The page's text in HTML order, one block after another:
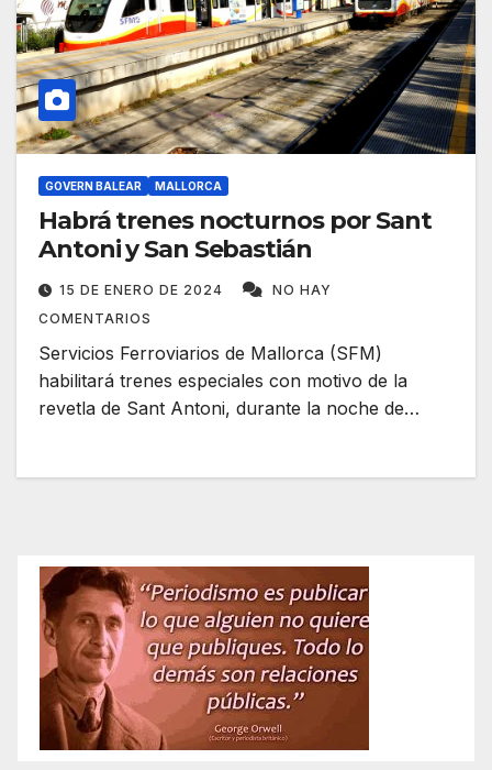
GOVERN BALEAR MALLORCA
Habrá trenes nocturnos por Sant
Antoni y San Sebastián
15 DE ENERO DE 2024
NO HAY
COMENTARIOS
Servicios Ferroviarios de Mallorca (SFM)
habilitará trenes especiales con motivo de la
revetla de Sant Antoni, durante la noche de…